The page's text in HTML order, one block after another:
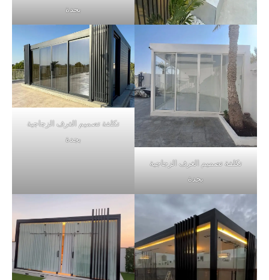
بجدة
تكلفة تصميم الغرف الزجاجية
بجدة
تكلفة تصميم الغرف الزجاجية
بجدة